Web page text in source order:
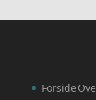
Forside